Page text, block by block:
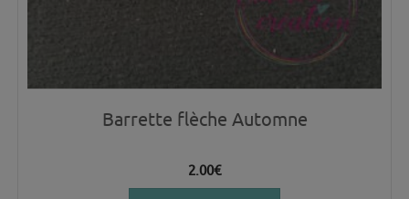
Barrette flèche Automne
2.00€